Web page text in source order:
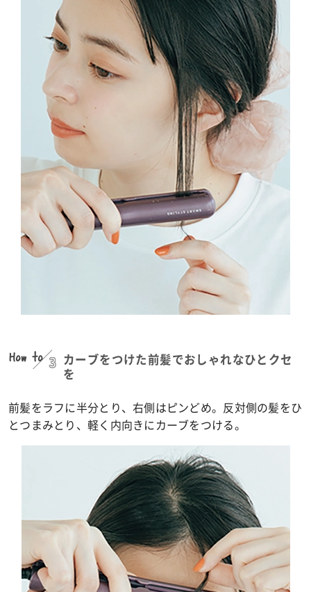
How to 3 カーブをつけた前髪でおしゃれなひとクセ
を
前髪をラフに半分とり、右側はピンどめ。反対側の髪をひ
とつまみとり、軽く内向きにカーブをつける。